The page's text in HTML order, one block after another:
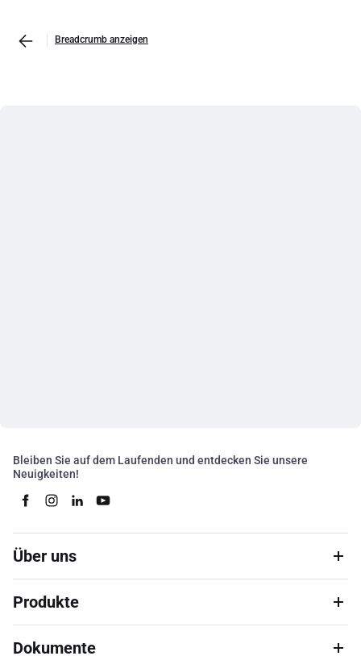
Breadcrumb anzeigen
Bleiben Sie auf dem Laufenden und entdecken Sie unsere
Neuigkeiten!
Über uns
Produkte
Dokumente